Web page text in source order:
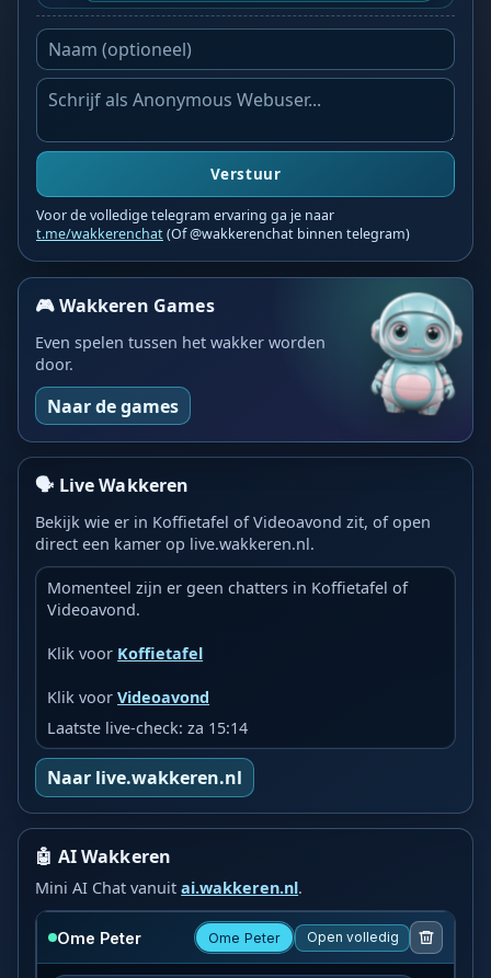
Verstuur
Voor de volledige telegram ervaring ga je naar
t.me/wakkerenchat(Of @wakkerenchat binnen telegram)
🎮 Wakkeren Games
Even spelen tussen het wakker worden
door.
Naar de games
🗣️ Live Wakkeren
Bekijk wie er in Koffietafel of Videoavond zit, of open
direct een kamer op live.wakkeren.nl.
Momenteel zijn er geen chatters in Koffietafel of
Videoavond.
Klik voor Koffietafel
Klik voorVideoavond
Laatste live-check: za 15:14
Naar live.wakkeren.nl
🤖 AI Wakkeren
Mini AI Chat vanuitai.wakkeren.nl.